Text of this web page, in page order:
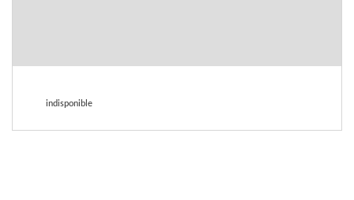
indisponible